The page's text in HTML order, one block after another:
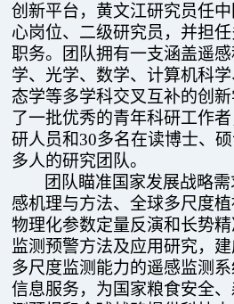
创新平台，黄文江研究员任
心岗位、二级研究员，并担
职务。团队拥有一支涵盖遥
学、光学、数学、计算机科
态学等多学科交叉互补的创
了一批优秀的青年科研工作
研人员和30多名在读博士、
多人的研究团队。
团队瞄准国家发展战略
感机理与方法、全球多尺度
物理化参数定量反演和长势
监测预警方法及应用研究，
多尺度监测能力的遥感监测
信息服务，为国家粮食安全